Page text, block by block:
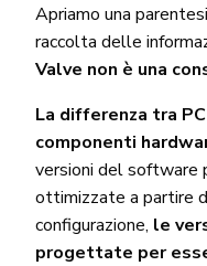
Apriamo una
raccolta delle
Valve non è una
La differenza tra
componenti
versioni del software
ottimizzate a partire
configurazione, le
progettate per